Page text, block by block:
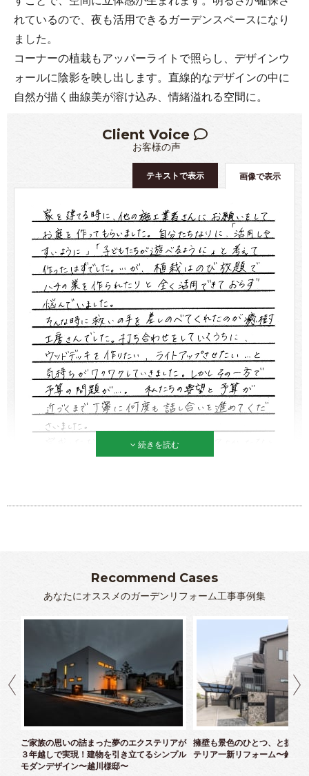
れているので、夜も活用できるガーデンスペースになり
ました。
コーナーの植栽もアッパーライトで照らし、デザインウ
ォールに陰影を映し出します。直線的なデザインの中に
自然が描く曲線美が溶け込み、情緒溢れる空間に。
Client Voice
お客様の声
画像で表示
テキストで表示
続きを読む
Recommend Cases
あなたにオススメのガーデンリフォーム工事事例集
ご家族の思いの詰まった夢のエクステリアが
３年越しで実現！建物を引き立てるシンプル
モダンデザイン〜越川様邸〜
擁壁も景色のひとつ、と捉え
テリア一新リフォーム〜鈴木